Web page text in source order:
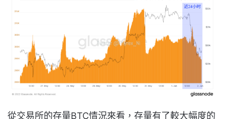
從交易所的存量BTC情況來看，存量有了較大幅度的